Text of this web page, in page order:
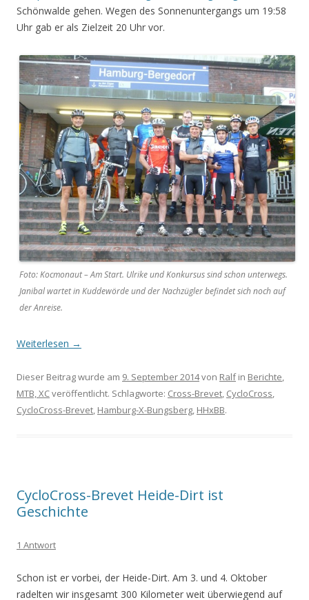
Schönwalde gehen. Wegen des Sonnenuntergangs um 19:58
Uhr gab er als Zielzeit 20 Uhr vor.
Foto: Kocmonaut – Am Start. Ulrike und Konkursus sind schon unterwegs.
Janibal wartet in Kuddewörde und der Nachzügler befindet sich noch auf
der Anreise.
Weiterlesen →
Dieser Beitrag wurde am 9. September 2014von Ralfin Berichte,
MTB, XCveröffentlicht. Schlagworte: Cross-Brevet, CycloCross,
CycloCross-Brevet, Hamburg-X-Bungsberg, HHxBB.
CycloCross-Brevet Heide-Dirt ist
Geschichte
1 Antwort
Schon ist er vorbei, der Heide-Dirt. Am 3. und 4. Oktober
radelten wir insgesamt 300 Kilometer weit überwiegend auf